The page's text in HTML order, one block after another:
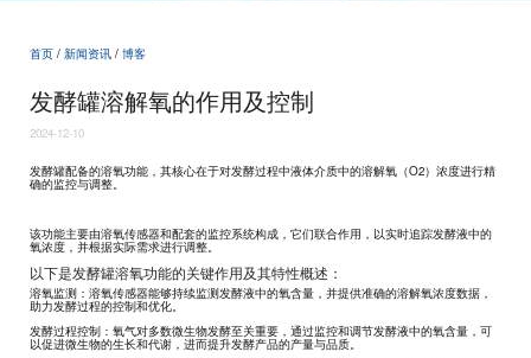
首页/ 新闻资讯/ 博客
发酵罐溶解氧的作用及控制
2024-12-10
发酵罐配备的溶氧功能，其核心在于对发酵过程中液体介质中的溶解氧（O2）浓度进行精
确的监控与调整。
该功能主要由溶氧传感器和配套的监控系统构成，它们联合作用，以实时追踪发酵液中的
氧浓度，并根据实际需求进行调整。
以下是发酵罐溶氧功能的关键作用及其特性概述：
溶氧监测：溶氧传感器能够持续监测发酵液中的氧含量，并提供准确的溶解氧浓度数据，
助力发酵过程的控制和优化。
发酵过程控制：氧气对多数微生物发酵至关重要，通过监控和调节发酵液中的氧含量，可
以促进微生物的生长和代谢，进而提升发酵产品的产量与品质。